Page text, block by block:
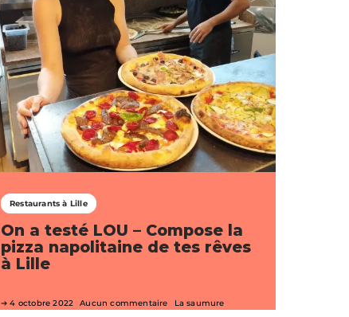
Restaurants à Lille
On a testé LOU – Compose la
pizza napolitaine de tes rêves
à Lille
4 octobre 2022 Aucun commentaire La saumure